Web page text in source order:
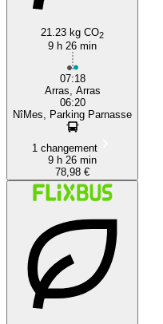
21.23 kg CO2
9 h 26 min
07:18
Arras, Arras
06:20
NîMes, Parking Parnasse
1 changement
9 h 26 min
78,98 €